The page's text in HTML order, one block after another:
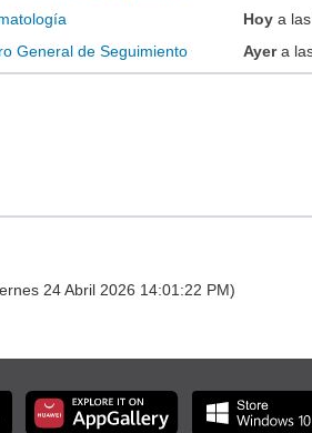
Hoy a
General de Seguimiento Ayera
24 Abril 2026 14:01:22 PM)